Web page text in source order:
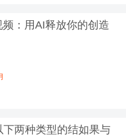
：用AI释放你的创造
下两种类型的结如果与